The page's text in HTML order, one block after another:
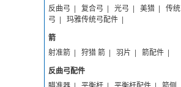
反曲弓
复合弓 光弓 美猎
传统
弓
玛雅传统弓配件
箭
射准箭
狩猎 箭 羽片 箭配件
反曲弓配件